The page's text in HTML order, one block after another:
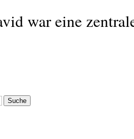
war eine
Suche